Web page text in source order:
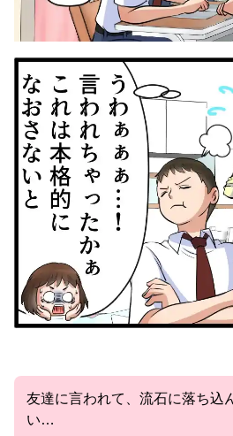
友達に言われて、流石に落ち込
い…